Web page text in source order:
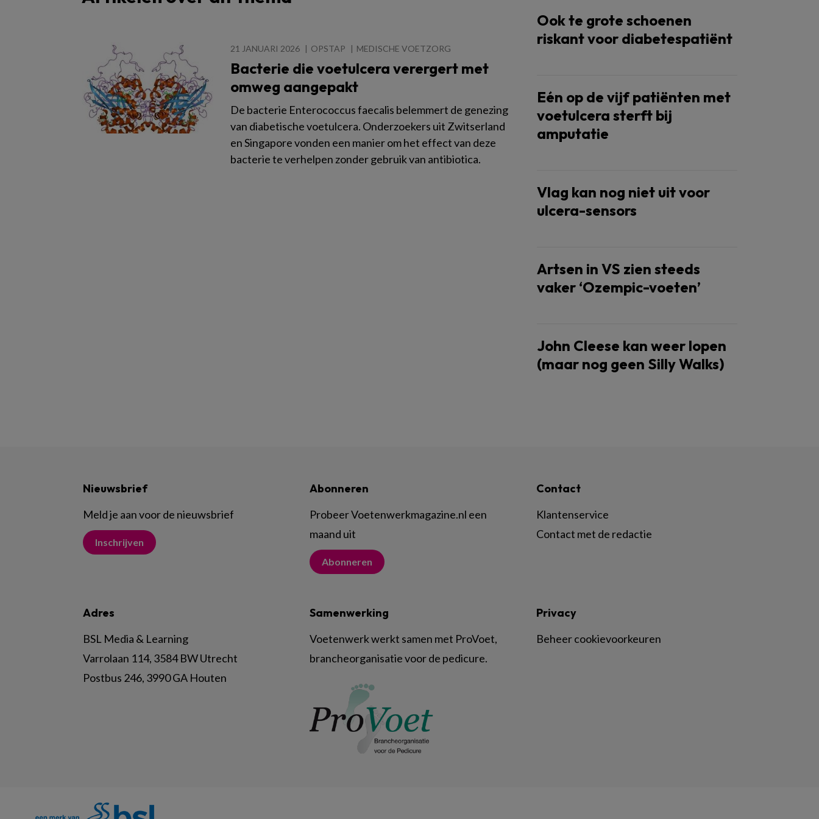
21 JANUARI 2026 OPSTAP MEDISCHE VOETZORG
Bacterie die voetulcera verergert met
omweg aangepakt
De bacterie Enterococcus faecalis belemmert de genezing
van diabetische voetulcera. Onderzoekers uit Zwitserland
en Singapore vonden een manier om het effect van deze
bacterie te verhelpen zonder gebruik van antibiotica.
Ook te grote schoenen
riskant voor diabetespatiënt
Eén op de vijf patiënten met
voetulcera sterft bij
amputatie
Vlag kan nog niet uit voor
ulcera-sensors
Artsen in VS zien steeds
vaker ‘Ozempic-voeten’
John Cleese kan weer lopen
(maar nog geen Silly Walks)
Nieuwsbrief
Meld je aan voor de nieuwsbrief
Inschrijven
Abonneren
Probeer Voetenwerkmagazine.nl een
maand uit
Abonneren
Contact
Klantenservice
Contact met de redactie
Adres
BSL Media & Learning
Varrolaan 114, 3584 BW Utrecht
Postbus 246, 3990 GA Houten
Samenwerking
Voetenwerk werkt samen met ProVoet,
brancheorganisatie voor de pedicure.
Privacy
Beheer cookievoorkeuren